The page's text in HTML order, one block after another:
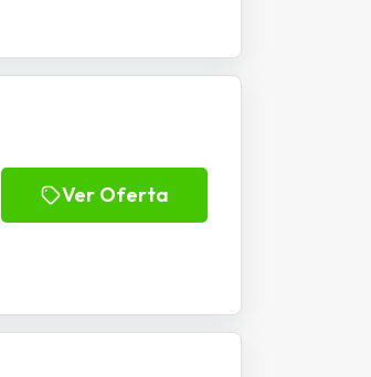
Ver Oferta